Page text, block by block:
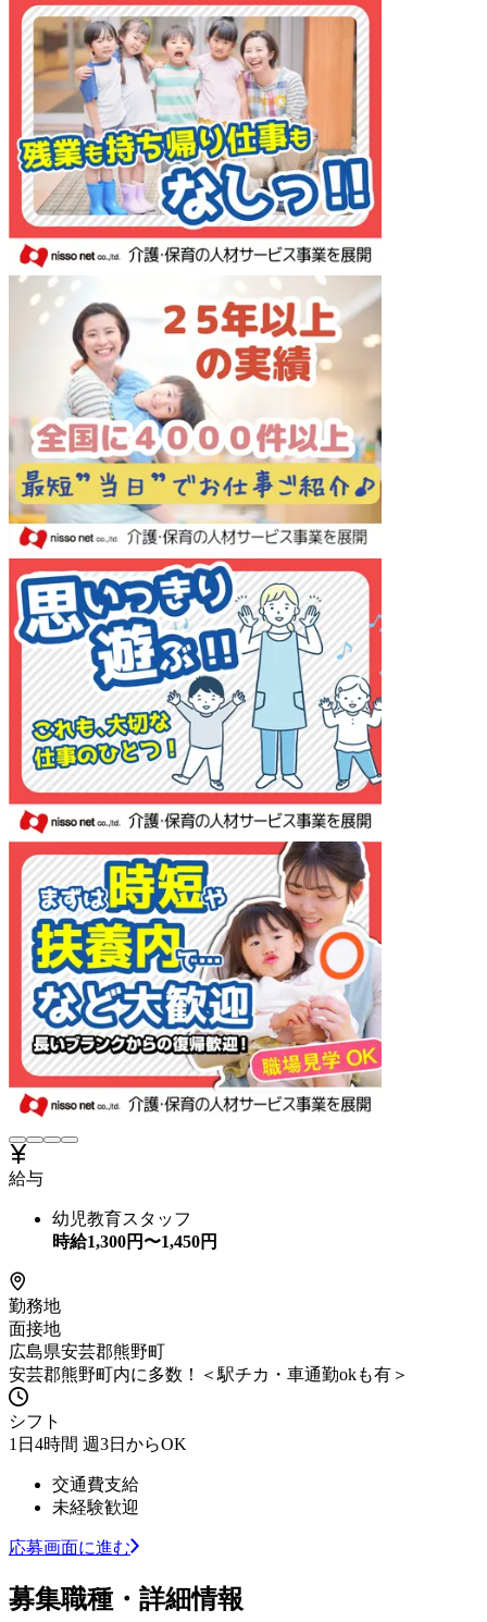
給与
幼児教育スタッフ
時給1,300円〜1,450円
勤務地
面接地
広島県安芸郡熊野町
安芸郡熊野町内に多数！＜駅チカ・車通勤okも有＞
シフト
1日4時間 週3日からOK
交通費支給
未経験歓迎
応募画面に進む
募集職種・詳細情報